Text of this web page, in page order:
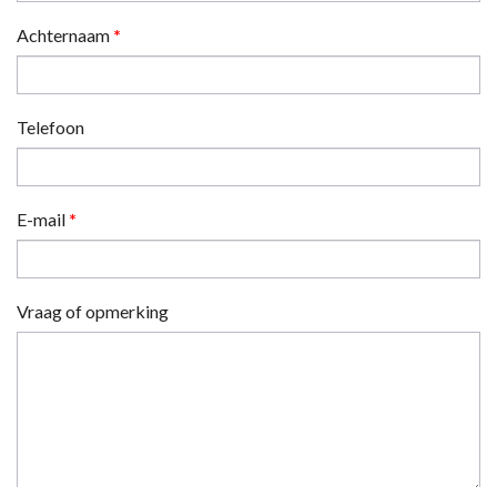
Achternaam *
Telefoon
E-mail *
Vraag of opmerking